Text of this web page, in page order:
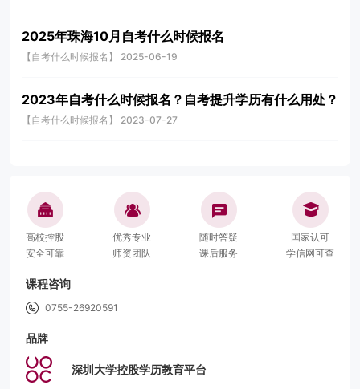
2025年珠海10月自考什么时候报名
【自考什么时候报名】 2025-06-19
2023年自考什么时候报名？自考提升学历有什么用处？
【自考什么时候报名】 2023-07-27
高校控股
安全可靠
优秀专业
师资团队
随时答疑
课后服务
国家认可
学信网可查
课程咨询
0755-26920591
品牌
深圳大学控股学历教育平台